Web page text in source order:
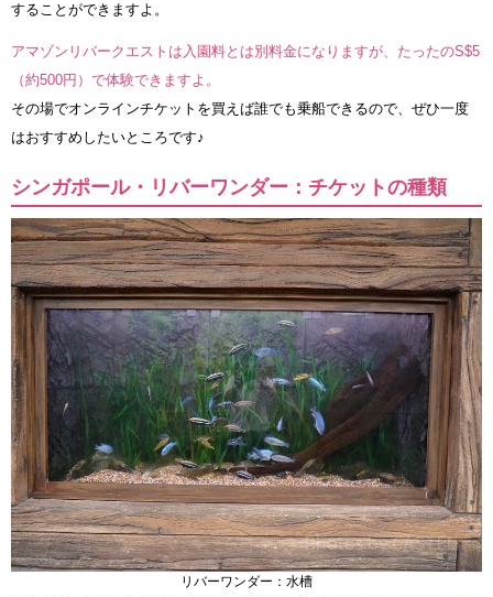
することができますよ。
アマゾンリバークエストは入園料とは別料金になりますが、たったのS$5
（約500円）で体験できますよ。
その場でオンラインチケットを買えば誰でも乗船できるので、ぜひ一度
はおすすめしたいところです♪
シンガポール・リバーワンダー：チケットの種類
リバーワンダー：水槽